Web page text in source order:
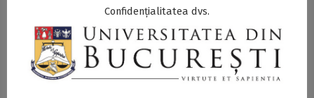
Postări Asemănătoare:
Confidențialitatea dvs.